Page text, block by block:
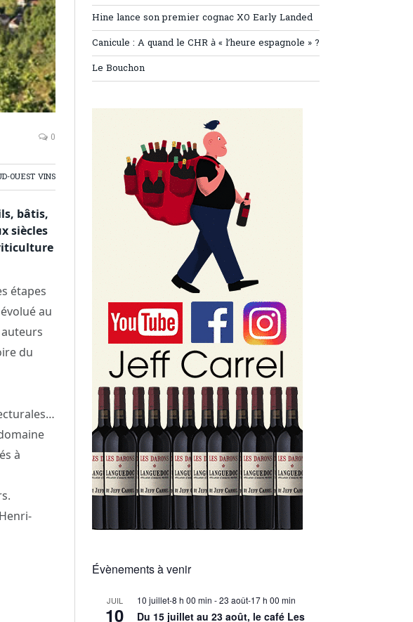
0
OUEST VINS
bâtis,
siècles
étapes
au
du
à
Hine lance son premier cognac XO Early Landed
Canicule : A quand le CHR à « l’heure espagnole » ?
Le Bouchon
Évènements à venir
JUIL
10
10 juillet-8 h 00 min -23 août-17 h 00 min
Du 15 juillet au 23 août, le café Les